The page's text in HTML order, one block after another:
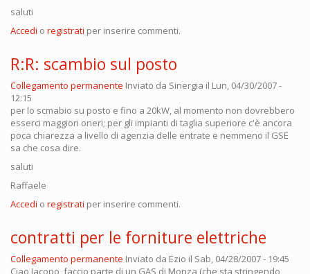
saluti
Accedi o registrati per inserire commenti.
R:R: scambio sul posto
Collegamento permanente Inviato da Sinergia il Lun, 04/30/2007 -
12:15
per lo scmabio su posto e fino a 20kW, al momento non dovrebbero
esserci maggiori oneri; per gli impianti di taglia superiore c'è ancora
poca chiarezza a livello di agenzia delle entrate e nemmeno il GSE
sa che cosa dire.
saluti
Raffaele
Accedi o registrati per inserire commenti.
contratti per le forniture elettriche
Collegamento permanente Inviato da Ezio il Sab, 04/28/2007 - 19:45
Ciao Jacopo, faccio parte di un GAS di Monza (che sta stringendo